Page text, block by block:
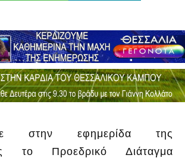
στην εφημερίδα της
το Προεδρικό Διάταγμα